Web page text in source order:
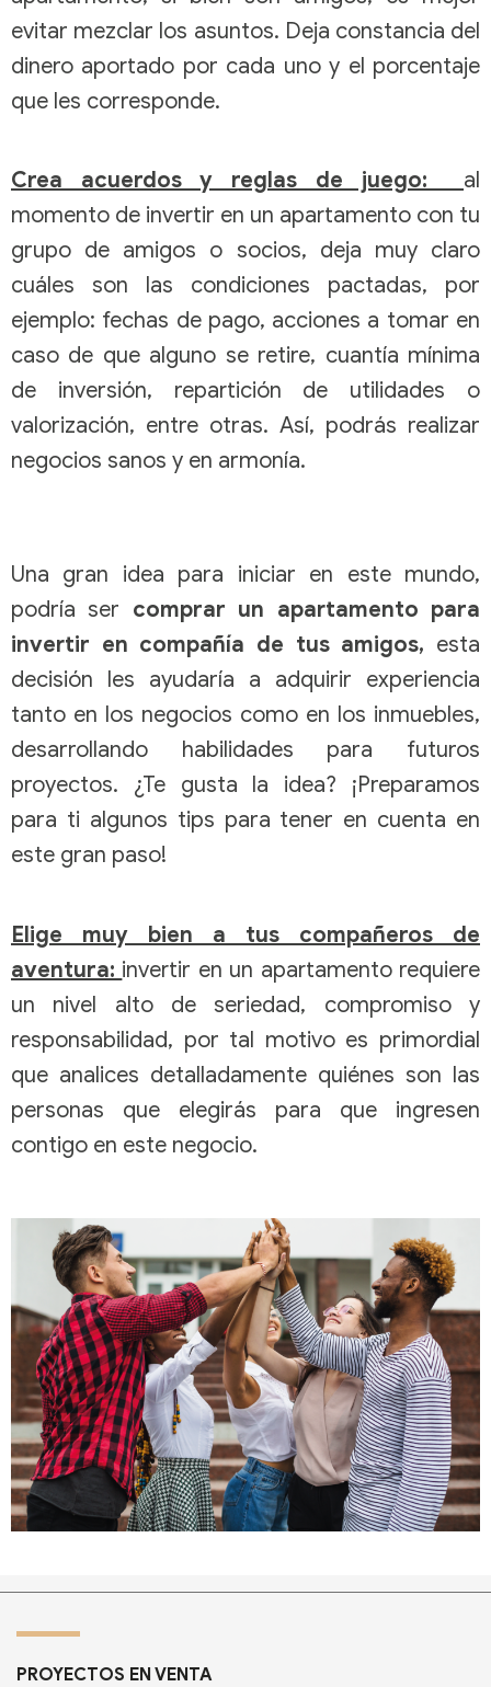
evitar mezclar los asuntos. Deja constancia del
dinero aportado por cada uno y el porcentaje
que les corresponde.
Crea acuerdos y reglas de juego: al
momento de invertir en un apartamento con tu
grupo de amigos o socios, deja muy claro
cuáles son las condiciones pactadas, por
ejemplo: fechas de pago, acciones a tomar en
caso de que alguno se retire, cuantía mínima
de inversión, repartición de utilidades o
valorización, entre otras. Así, podrás realizar
negocios sanos y en armonía.
Una gran idea para iniciar en este mundo,
podría ser comprar un apartamento para
invertir en compañía de tus amigos, esta
decisión les ayudaría a adquirir experiencia
tanto en los negocios como en los inmuebles,
desarrollando habilidades para futuros
proyectos. ¿Te gusta la idea? ¡Preparamos
para ti algunos tips para tener en cuenta en
este gran paso!
Elige muy bien a tus compañeros de
aventura: invertir en un apartamentorequiere
un nivel alto de seriedad, compromiso y
responsabilidad, por tal motivo es primordial
que analices detalladamente quiénes son las
personas que elegirás para que ingresen
contigo en este negocio.
PROYECTOS EN VENTA